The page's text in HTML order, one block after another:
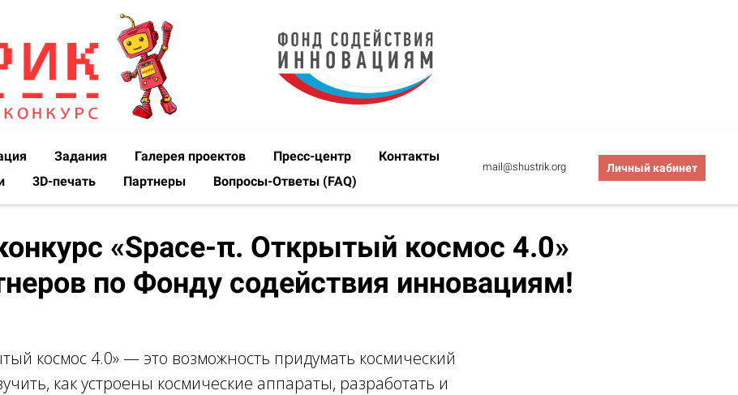
Задания Галерея проектов Пресс-центр
Контакты
3D-печать Партнеры Вопросы-Ответы (FAQ)
mail@shustrik.org Личный кабинет
конкурс «Space-π. Открытый космос 4.0»
по Фонду содействия инновациям!
космос 4.0» — это возможность придумать космический
как устроены космические аппараты, разработать и